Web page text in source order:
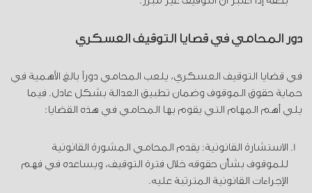
دور المحامي في قضايا التوقيف العسكري
في قضايا التوقيف العسكري، يلعب المحامي دوراً بالغ الأهمية في
حماية حقوق الموقوف وضمان تطبيق العدالة بشكل عادل. فيما
يلي أهم المهام التي يقوم بها المحامي في هذه القضايا:
الاستشارة القانونية: يقدم المحامي المشورة القانونية
للموقوف بشأن حقوقه خلال فترة التوقيف، ويساعده في فهم
الإجراءات القانونية المترتبة عليه.